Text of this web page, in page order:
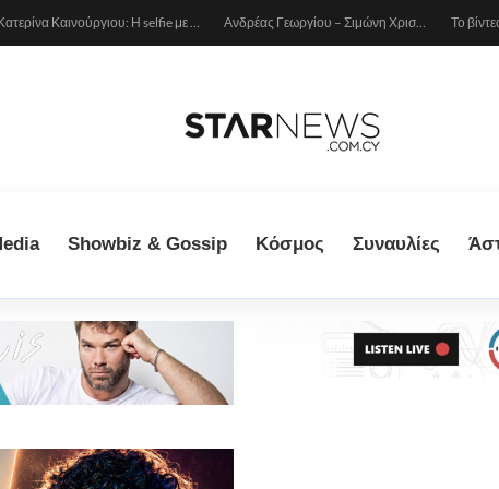
Κατερίνα Καινούργιου: Η selfie με μπλε μαγιό κάτω από τον ήλιο – Η λεπτομέρεια που λατρέψαμε (φωτογραφία) Ανδρέας Γεωργίου – Σιμώνη Χριστοδούλου: Ερωτευμένοι στο Μιλάνο!
Showbiz & Gossip Κόσμος Συναυλίες